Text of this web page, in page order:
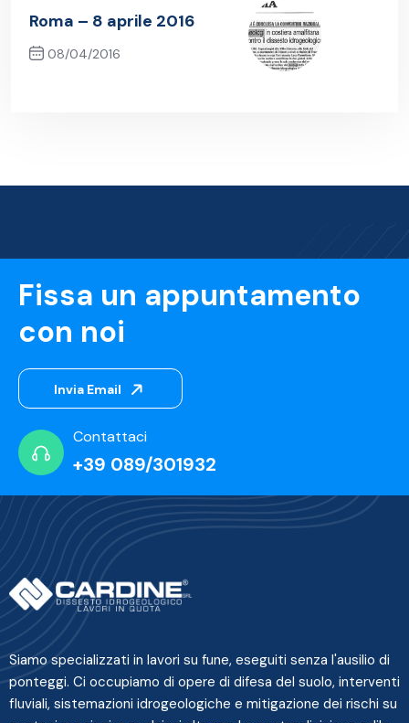
Roma – 8 aprile 2016
08/04/2016
Fissa un appuntamento
con noi
Invia Email
Contattaci
+39 089/301932
Siamo specializzati in lavori su fune, eseguiti senza l'ausilio di
ponteggi. Ci occupiamo di opere di difesa del suolo, interventi
fluviali, sistemazioni idrogeologiche e mitigazione dei rischi su